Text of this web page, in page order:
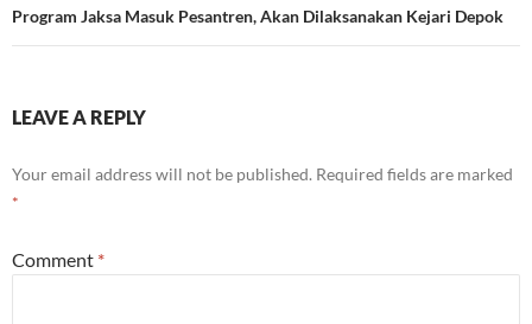
Program Jaksa Masuk Pesantren, Akan Dilaksanakan Kejari Depok
LEAVE A REPLY
Your email address will not be published. Required fields are marked
*
Comment *